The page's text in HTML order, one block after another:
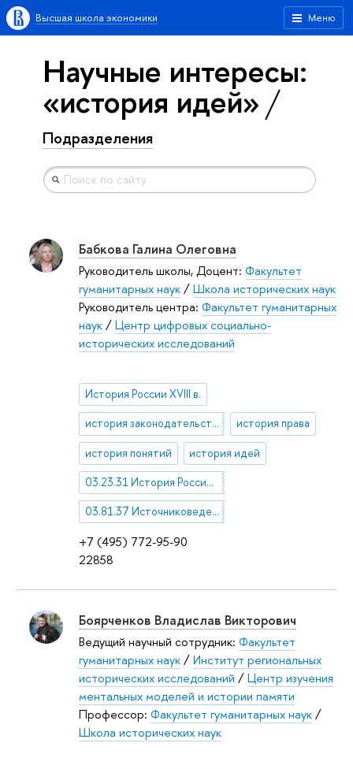
Меню
Высшая школа экономики
Научные интересы:
«история идей»
Подразделения
+7 (495) 772-95-90
22858
Бабкова Галина Олеговна
Руководитель школы, Доцент: Факультет
гуманитарных наук/Школа исторических наук
Руководитель центра: Факультет гуманитарных
наук/Центр цифровых социально-
исторических исследований
История России XVIII в.
история законодательства история права
история понятий история идей
03.23.31 История России нового времени (XVII в. - XIX в)
03.81.37 Источниковедение
Боярченков Владислав Викторович
Ведущий научный сотрудник: Факультет
гуманитарных наук/Институт региональных
исторических исследований /Центр изучения
ментальных моделей и истории памяти
Профессор: Факультет гуманитарных наук/
Школа исторических наук